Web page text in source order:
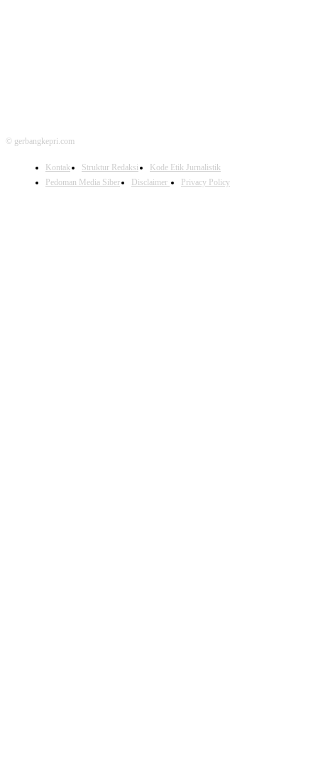
© gerbangkepri.com
Kontak Struktur Redaksi
Kode Etik Jurnalistik
Pedoman Media Siber
Disclaimer Privacy Policy